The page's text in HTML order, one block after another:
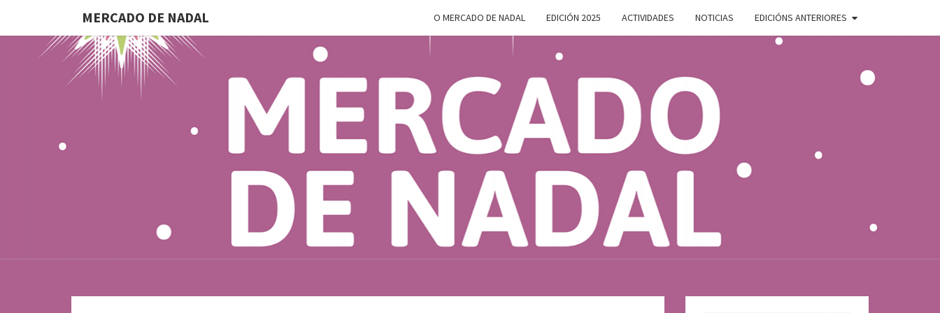
MERCADO DE NADAL O MERCADO DE NADAL EDICIÓN 2025 ACTIVIDADES NOTICIAS EDICIÓNS ANTERIORES
MERCADO
DE
Do 28 De
Novembro
Ao 5 De
Xaneiro En
Compostela